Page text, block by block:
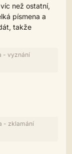
než ostatní,
písmena a
takže
- vyznání
- zklamání